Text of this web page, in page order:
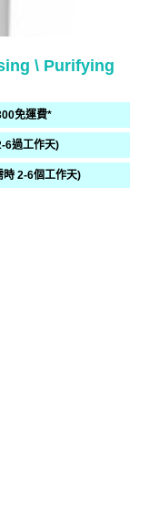
\ Purifying
免運費*
6過工作天)
2-6個工作天)